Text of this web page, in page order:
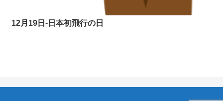
12月19日-日本初飛行の日